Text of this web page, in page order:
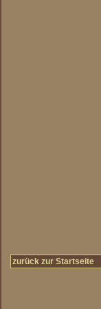
zurück zur Startseite